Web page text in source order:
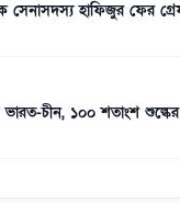
সেনাসদস্য হাফিজুর ফের
চীন, ১০০ শতাংশ